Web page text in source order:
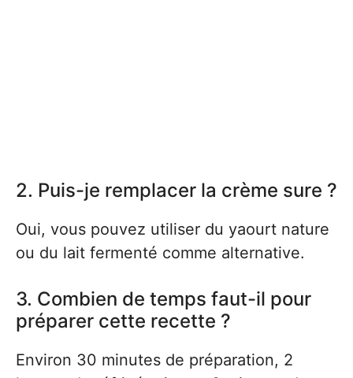
2. Puis-je remplacer la crème sure ?
Oui, vous pouvez utiliser du yaourt nature
ou du lait fermenté comme alternative.
3. Combien de temps faut-il pour
préparer cette recette ?
Environ 30 minutes de préparation, 2